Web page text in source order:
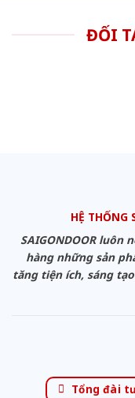
ĐỐI
HỆ THỐNG
SAIGONDOOR luôn
hàng những sản
tăng tiện ích, sáng
Tổng đài